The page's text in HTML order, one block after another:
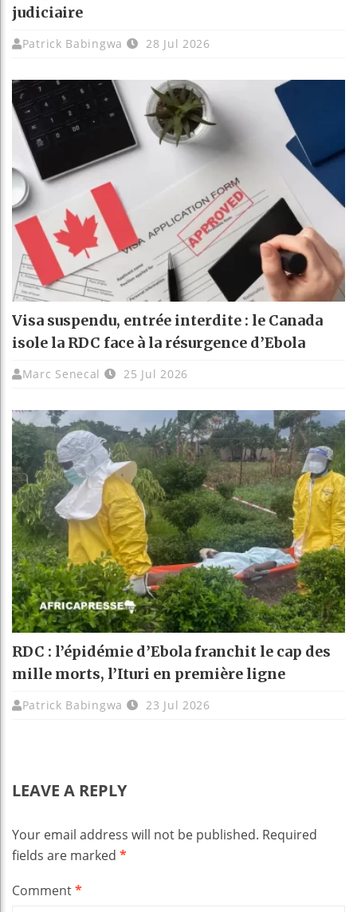
judiciaire
Patrick Babingwa 28 Jul 2026
Visa suspendu, entrée interdite : le Canada
isole la RDC face à la résurgence d’Ebola
Marc Senecal 25 Jul 2026
RDC : l’épidémie d’Ebola franchit le cap des
mille morts, l’Ituri en première ligne
Patrick Babingwa 23 Jul 2026
LEAVE A REPLY
Your email address will not be published. Required
fields are marked *
Comment*